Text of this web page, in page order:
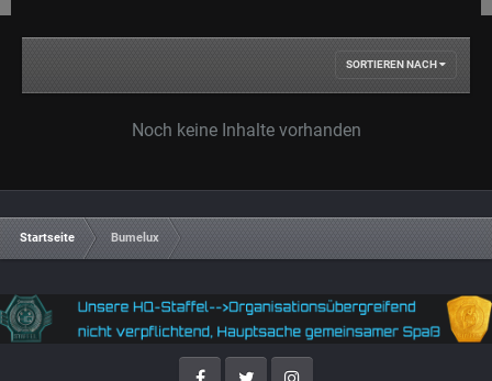
SORTIEREN NACH
Noch keine Inhalte vorhanden
Startseite Bumelux